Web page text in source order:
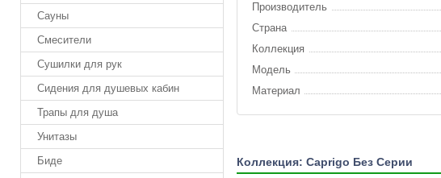
Сауны
Смесители
Сушилки для рук
Сидения для душевых кабин
Трапы для душа
Унитазы
Биде
Производитель
Страна
Коллекция
Модель
Материал
Коллекция: Caprigo Без Серии